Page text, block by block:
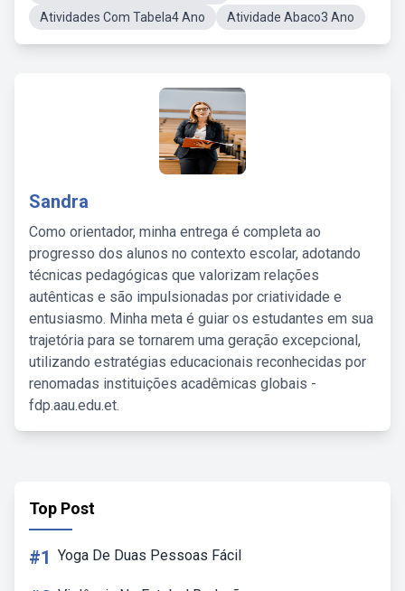
Atividades Com Tabela4 Ano
Atividade Abaco3 Ano
Sandra
Como orientador, minha entrega é completa ao
progresso dos alunos no contexto escolar, adotando
técnicas pedagógicas que valorizam relações
autênticas e são impulsionadas por criatividade e
entusiasmo. Minha meta é guiar os estudantes em sua
trajetória para se tornarem uma geração excepcional,
utilizando estratégias educacionais reconhecidas por
renomadas instituições acadêmicas globais -
fdp.aau.edu.et.
Top Post
#1 Yoga De Duas Pessoas Fácil